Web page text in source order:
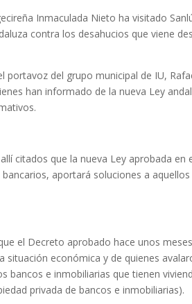
Inmaculada Nieto ha visitado
contra los desahucios que viene
portavoz del grupo municipal de IU,
han informado de la nueva Ley
citados que la nueva Ley aprobada en
aportará soluciones a
el Decreto aprobado hace unos
situación económica y de quienes
bancos e inmobiliarias que tienen
privada de bancos e inmobiliarias).